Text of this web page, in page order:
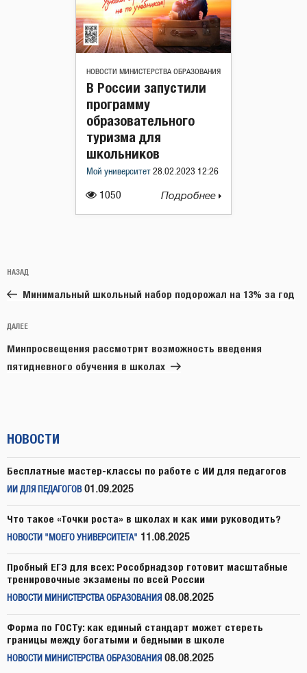
НОВОСТИ МИНИСТЕРСТВА ОБРАЗОВАНИЯ
1050
В России запустили
программу
образовательного
туризма для
школьников
Мой университет 28.02.2023 12:26
Подробнее
по
записям
Предыдущая
запись:
НАЗАД
Минимальный школьный набор подорожал на 13% за год
Следующая
запись
ДАЛЕЕ
Минпросвещения рассмотрит возможность введения
пятидневного обучения в школах
НОВОСТИ
Бесплатные мастер-классы по работе с ИИ для педагогов
ИИ ДЛЯ ПЕДАГОГОВ 01.09.2025
Что такое «Точки роста» в школах и как ими руководить?
НОВОСТИ "МОЕГО УНИВЕРСИТЕТА" 11.08.2025
Пробный ЕГЭ для всех: Рособрнадзор готовит масштабные
тренировочные экзамены по всей России
НОВОСТИ МИНИСТЕРСТВА ОБРАЗОВАНИЯ 08.08.2025
Форма по ГОСТу: как единый стандарт может стереть
границы между богатыми и бедными в школе
НОВОСТИ МИНИСТЕРСТВА ОБРАЗОВАНИЯ 08.08.2025